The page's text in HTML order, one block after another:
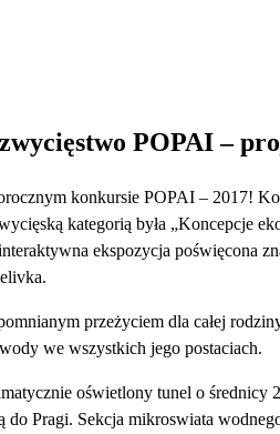
POPAI –
konkursie POPAI – 2017!
kategorią była „Koncepcje
ekspozycja poświęcona
przeżyciem dla całej
we wszystkich jego postaciach.
oświetlony tunel o średnicy
do Pragi. Sekcja mikroswiata